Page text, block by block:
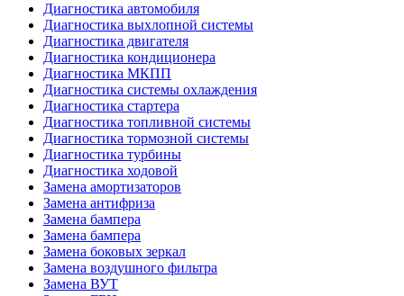
Диагностика автомобиля
Диагностика выхлопной системы
Диагностика двигателя
Диагностика кондиционера
Диагностика МКПП
Диагностика системы охлаждения
Диагностика стартера
Диагностика топливной системы
Диагностика тормозной системы
Диагностика турбины
Диагностика ходовой
Замена амортизаторов
Замена антифриза
Замена бампера
Замена бампера
Замена боковых зеркал
Замена воздушного фильтра
Замена ВУТ